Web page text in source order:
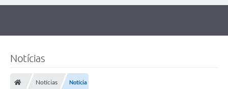
Notícias
Notícias Notícia